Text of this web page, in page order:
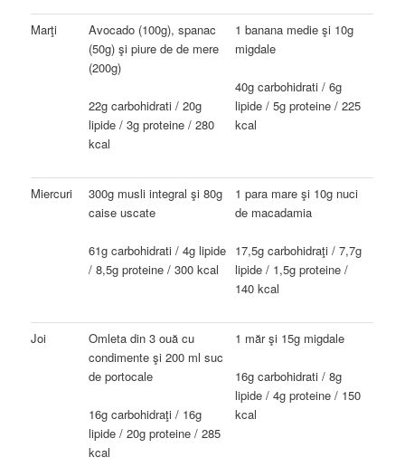
Marţi
Avocado (100g), spanac
(50g) şi piure de de mere
(200g)
22g carbohidrati / 20g
lipide / 3g proteine / 280
kcal
1 banana medie şi 10g
migdale
40g carbohidrati / 6g
lipide / 5g proteine / 225
kcal
Miercuri
300g musli integral şi 80g
caise uscate
61g carbohidrati / 4g lipide
/ 8,5g proteine / 300 kcal
1 para mare şi 10g nuci
de macadamia
17,5g carbohidraţi / 7,7g
lipide / 1,5g proteine /
140 kcal
Joi
Omleta din 3 ouă cu
condimente şi 200 ml suc
de portocale
16g carbohidraţi / 16g
lipide / 20g proteine / 285
kcal
1 măr şi 15g migdale
16g carbohidrati / 8g
lipide / 4g proteine / 150
kcal